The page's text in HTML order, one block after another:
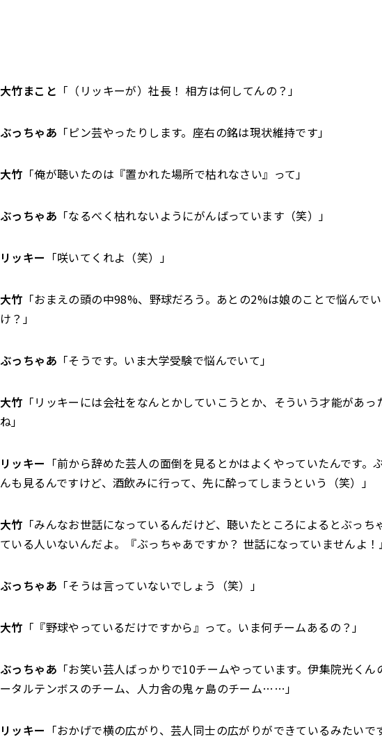
大竹まこと 「（リッキーが）社長！ 相方は何してんの？」
ぶっちゃあ 「ピン芸やったりします。座右の銘は現状維持です」
大竹 「俺が聴いたのは『置かれた場所で枯れなさい』って」
ぶっちゃあ 「なるべく枯れないようにがんばっています（笑）」
リッキー 「咲いてくれよ（笑）」
大竹 「おまえの頭の中98%、野球だろう。あとの2%は娘のことで悩んで
け？」
ぶっちゃあ 「そうです。いま大学受験で悩んでいて」
大竹 「リッキーには会社をなんとかしていこうとか、そういう才能があっ
ね」
リッキー 「前から辞めた芸人の面倒を見るとかはよくやっていたんです。
んも見るんですけど、酒飲みに行って、先に酔ってしまうという（笑）」
大竹 「みんなお世話になっているんだけど、聴いたところによるとぶっち
ている人いないんだよ。『ぶっちゃあですか？ 世話になっていませんよ
ぶっちゃあ 「そうは言っていないでしょう（笑）」
大竹 「『野球やっているだけですから』って。いま何チームあるの？」
ぶっちゃあ 「お笑い芸人ばっかりで10チームやっています。伊集院光くん
ータルテンボスのチーム、人力舎の鬼ヶ島のチーム……」
リッキー 「おかげで横の広がり、芸人同士の広がりができているみたいで